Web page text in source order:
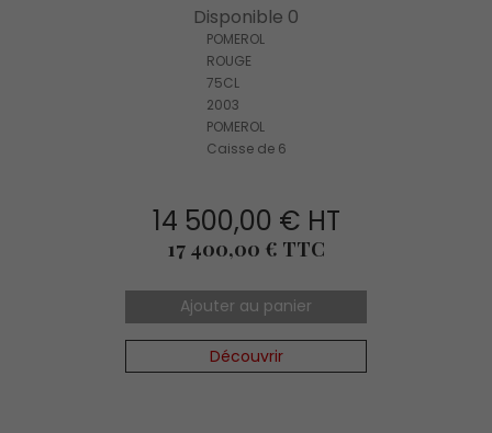
Disponible 0
POMEROL
ROUGE
75CL
2003
POMEROL
Caisse de 6
14 500,00 € HT
Prix
17 400,00 € TTC
Ajouter au panier
Découvrir